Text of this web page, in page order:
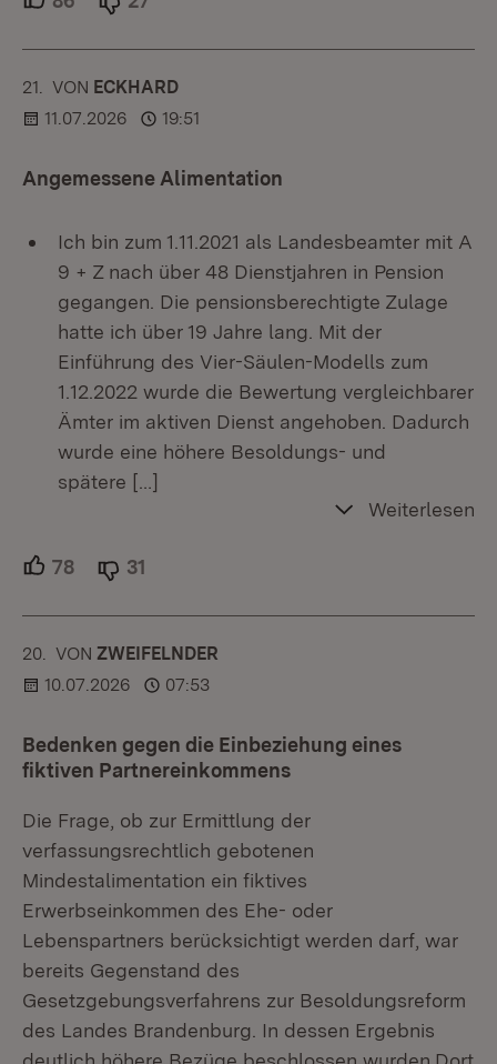
21. KOMMENTAR
VON :ECKHARD
11.07.2026
19:51
Angemessene Alimentation
Ich bin zum 1.11.2021 als Landesbeamter mit A
9 + Z nach über 48 Dienstjahren in Pension
gegangen. Die pensionsberechtigte Zulage
hatte ich über 19 Jahre lang. Mit der
Einführung des Vier-Säulen-Modells zum
1.12.2022 wurde die Bewertung vergleichbarer
Ämter im aktiven Dienst angehoben. Dadurch
wurde eine höhere Besoldungs- und
spätere […]
Weiterlesen
78 Unterstützer.
31
20. KOMMENTAR
VON :ZWEIFELNDER
10.07.2026
07:53
Bedenken gegen die Einbeziehung eines
fiktiven Partnereinkommens
Die Frage, ob zur Ermittlung der
verfassungsrechtlich gebotenen
Mindestalimentation ein fiktives
Erwerbseinkommen des Ehe- oder
Lebenspartners berücksichtigt werden darf, war
bereits Gegenstand des
Gesetzgebungsverfahrens zur Besoldungsreform
des Landes Brandenburg. In dessen Ergebnis